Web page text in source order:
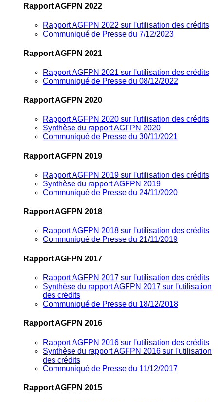
Rapport AGFPN 2022
Rapport AGFPN 2022 sur l'utilisation des crédits
Communiqué de Presse du 7/12/2023
Rapport AGFPN 2021
Rapport AGFPN 2021 sur l'utilisation des crédits
Communiqué de Presse du 08/12/2022
Rapport AGFPN 2020
Rapport AGFPN 2020 sur l'utilisation des crédits
Synthèse du rapport AGFPN 2020
Communiqué de Presse du 30/11/2021
Rapport AGFPN 2019
Rapport AGFPN 2019 sur l'utilisation des crédits
Synthèse du rapport AGFPN 2019
Communiqué de Presse du 24/11/2020
Rapport AGFPN 2018
Rapport AGFPN 2018 sur l'utilisation des crédits
Communiqué de Presse du 21/11/2019
Rapport AGFPN 2017
Rapport AGFPN 2017 sur l'utilisation des crédits
Synthèse du rapport AGFPN 2017 sur l'utilisation
des crédits
Communiqué de Presse du 18/12/2018
Rapport AGFPN 2016
Rapport AGFPN 2016 sur l'utilisation des crédits
Synthèse du rapport AGFPN 2016 sur l'utilisation
des crédits
Communiqué de Presse du 11/12/2017
Rapport AGFPN 2015